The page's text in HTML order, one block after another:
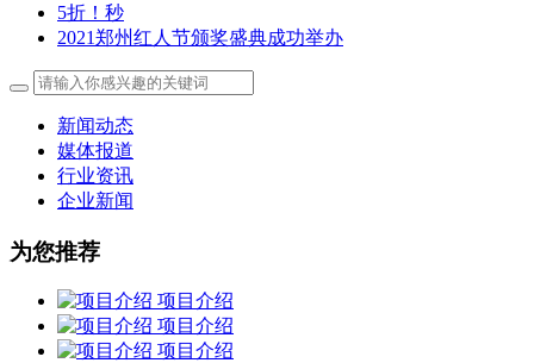
5折！秒
2021郑州红人节颁奖盛典成功举办
新闻动态
媒体报道
行业资讯
企业新闻
为您推荐
项目介绍
项目介绍
项目介绍